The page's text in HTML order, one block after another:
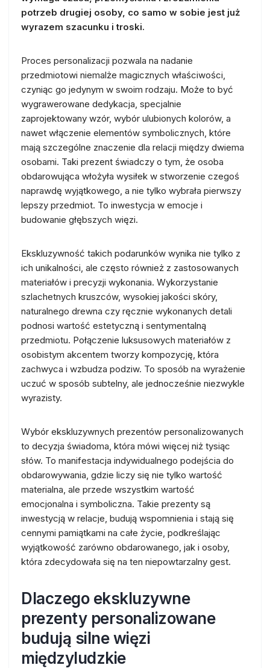
potrzeb drugiej osoby, co samo w sobie jest już
wyrazem szacunku i troski.
Proces personalizacji pozwala na nadanie
przedmiotowi niemalże magicznych właściwości,
czyniąc go jedynym w swoim rodzaju. Może to być
wygrawerowane dedykacja, specjalnie
zaprojektowany wzór, wybór ulubionych kolorów, a
nawet włączenie elementów symbolicznych, które
mają szczególne znaczenie dla relacji między dwiema
osobami. Taki prezent świadczy o tym, że osoba
obdarowująca włożyła wysiłek w stworzenie czegoś
naprawdę wyjątkowego, a nie tylko wybrała pierwszy
lepszy przedmiot. To inwestycja w emocje i
budowanie głębszych więzi.
Ekskluzywność takich podarunków wynika nie tylko z
ich unikalności, ale często również z zastosowanych
materiałów i precyzji wykonania. Wykorzystanie
szlachetnych kruszców, wysokiej jakości skóry,
naturalnego drewna czy ręcznie wykonanych detali
podnosi wartość estetyczną i sentymentalną
przedmiotu. Połączenie luksusowych materiałów z
osobistym akcentem tworzy kompozycję, która
zachwyca i wzbudza podziw. To sposób na wyrażenie
uczuć w sposób subtelny, ale jednocześnie niezwykle
wyrazisty.
Wybór ekskluzywnych prezentów personalizowanych
to decyzja świadoma, która mówi więcej niż tysiąc
słów. To manifestacja indywidualnego podejścia do
obdarowywania, gdzie liczy się nie tylko wartość
materialna, ale przede wszystkim wartość
emocjonalna i symboliczna. Takie prezenty są
inwestycją w relacje, budują wspomnienia i stają się
cennymi pamiątkami na całe życie, podkreślając
wyjątkowość zarówno obdarowanego, jak i osoby,
która zdecydowała się na ten niepowtarzalny gest.
Dlaczego ekskluzywne
prezenty personalizowane
budują silne więzi
międzyludzkie